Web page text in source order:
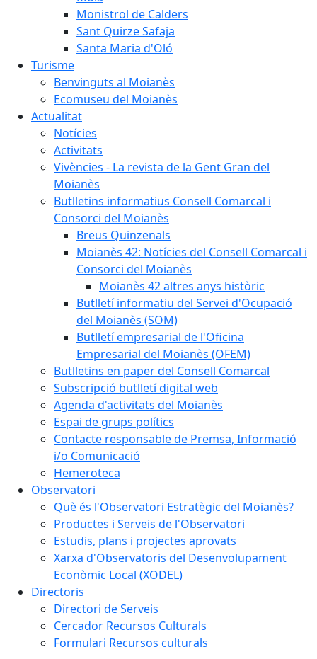
Monistrol de Calders
Sant Quirze Safaja
Santa Maria d'Oló
Turisme
Benvinguts al Moianès
Ecomuseu del Moianès
Actualitat
Notícies
Activitats
Vivències - La revista de la Gent Gran del
Moianès
Butlletins informatius Consell Comarcal i
Consorci del Moianès
Breus Quinzenals
Moianès 42: Notícies del Consell Comarcal i
Consorci del Moianès
Moianès 42 altres anys històric
Butlletí informatiu del Servei d'Ocupació
del Moianès (SOM)
Butlletí empresarial de l'Oficina
Empresarial del Moianès (OFEM)
Butlletins en paper del Consell Comarcal
Subscripció butlletí digital web
Agenda d'activitats del Moianès
Espai de grups polítics
Contacte responsable de Premsa, Informació
i/o Comunicació
Hemeroteca
Observatori
Què és l'Observatori Estratègic del Moianès?
Productes i Serveis de l'Observatori
Estudis, plans i projectes aprovats
Xarxa d'Observatoris del Desenvolupament
Econòmic Local (XODEL)
Directoris
Directori de Serveis
Cercador Recursos Culturals
Formulari Recursos culturals